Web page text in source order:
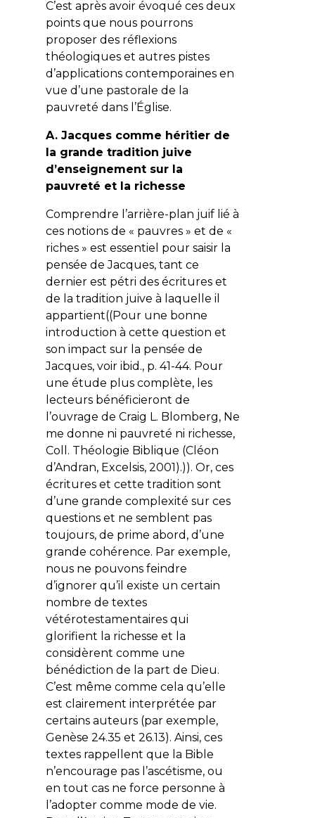
C’est après avoir évoqué ces deux
points que nous pourrons
proposer des réflexions
théologiques et autres pistes
d’applications contemporaines en
vue d’une pastorale de la
pauvreté dans l’Église.
A. Jacques comme héritier de
la grande tradition juive
d’enseignement sur la
pauvreté et la richesse
Comprendre l’arrière-plan juif lié à
ces notions de « pauvres » et de «
riches » est essentiel pour saisir la
pensée de Jacques, tant ce
dernier est pétri des écritures et
de la tradition juive à laquelle il
appartient((Pour une bonne
introduction à cette question et
son impact sur la pensée de
Jacques, voir ibid., p. 41-44. Pour
une étude plus complète, les
lecteurs bénéficieront de
l’ouvrage de Craig L. Blomberg, Ne
me donne ni pauvreté ni richesse,
Coll. Théologie Biblique (Cléon
d’Andran, Excelsis, 2001).)). Or, ces
écritures et cette tradition sont
d’une grande complexité sur ces
questions et ne semblent pas
toujours, de prime abord, d’une
grande cohérence. Par exemple,
nous ne pouvons feindre
d’ignorer qu’il existe un certain
nombre de textes
vétérotestamentaires qui
glorifient la richesse et la
considèrent comme une
bénédiction de la part de Dieu.
C’est même comme cela qu’elle
est clairement interprétée par
certains auteurs (par exemple,
Genèse 24.35 et 26.13). Ainsi, ces
textes rappellent que la Bible
n’encourage pas l’ascétisme, ou
en tout cas ne force personne à
l’adopter comme mode de vie.